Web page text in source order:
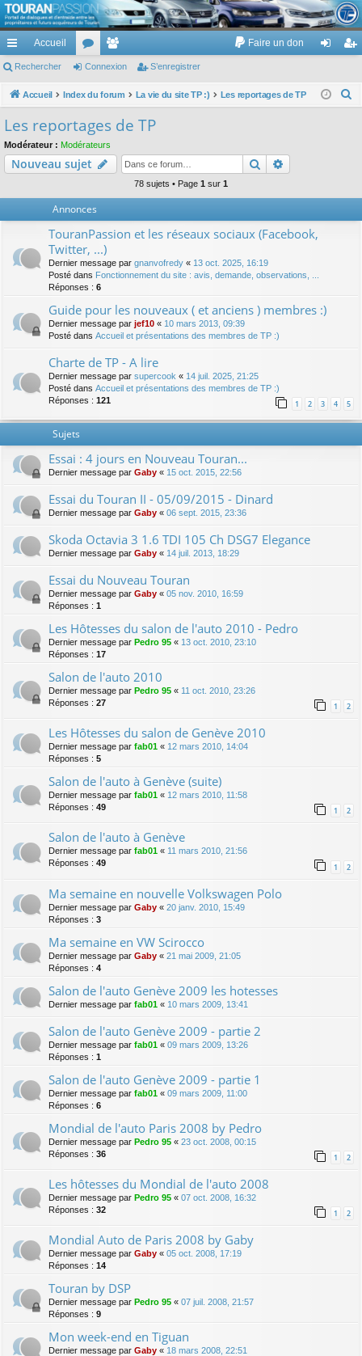
TouranPassion
Le forum des propriétaires ou futurs acquéreurs du Volkswagen Touran
cc
ès
pi
de
Accueil
or
u
e
m
Faire un don
ne nr
Rechercher Connexion S’enregistrer
Accueil Index du forum La vie du site TP :) Les reportages de TP
c
Les reportages de TP
Modérateur : Modérateurs
Nouveau sujet Rechercher
78 sujets • Page 1 sur 1
Annonces
TouranPassion et les réseaux sociaux (Facebook,
Twitter, ...)
Dernier message par gnanvofredy « 13 oct. 2025, 16:19
Posté dans Fonctionnement du site : avis, demande, observations, ...
Réponses : 6
Guide pour les nouveaux ( et anciens ) membres :)
Dernier message par jef10 « 10 mars 2013, 09:39
Posté dans Accueil et présentations des membres de TP :)
Charte de TP - A lire
Dernier message par supercook « 14 juil. 2025, 21:25
Posté dans Accueil et présentations des membres de TP :)
Réponses : 121 1 2 3 4 5
Sujets
Essai : 4 jours en Nouveau Touran...
Dernier message par Gaby « 15 oct. 2015, 22:56
Essai du Touran II - 05/09/2015 - Dinard
Dernier message par Gaby « 06 sept. 2015, 23:36
Skoda Octavia 3 1.6 TDI 105 Ch DSG7 Elegance
Dernier message par Gaby « 14 juil. 2013, 18:29
Essai du Nouveau Touran
Dernier message par Gaby « 05 nov. 2010, 16:59
Réponses : 1
Les Hôtesses du salon de l'auto 2010 - Pedro
Dernier message par Pedro 95 « 13 oct. 2010, 23:10
Réponses : 17
Salon de l'auto 2010
Dernier message par Pedro 95 « 11 oct. 2010, 23:26
Réponses : 27 1 2
Les Hôtesses du salon de Genève 2010
Dernier message par fab01 « 12 mars 2010, 14:04
Réponses : 5
Salon de l'auto à Genève (suite)
Dernier message par fab01 « 12 mars 2010, 11:58
Réponses : 49 1 2
Salon de l'auto à Genève
Dernier message par fab01 « 11 mars 2010, 21:56
Réponses : 49 1 2
Ma semaine en nouvelle Volkswagen Polo
Dernier message par Gaby « 20 janv. 2010, 15:49
Réponses : 3
Ma semaine en VW Scirocco
Dernier message par Gaby « 21 mai 2009, 21:05
Réponses : 4
Salon de l'auto Genève 2009 les hotesses
Dernier message par fab01 « 10 mars 2009, 13:41
Salon de l'auto Genève 2009 - partie 2
Dernier message par fab01 « 09 mars 2009, 13:26
Réponses : 1
Salon de l'auto Genève 2009 - partie 1
Dernier message par fab01 « 09 mars 2009, 11:00
Réponses : 6
Mondial de l'auto Paris 2008 by Pedro
Dernier message par Pedro 95 « 23 oct. 2008, 00:15
Réponses : 36 1 2
Les hôtesses du Mondial de l'auto 2008
Dernier message par Pedro 95 « 07 oct. 2008, 16:32
Réponses : 32 1 2
Mondial Auto de Paris 2008 by Gaby
Dernier message par Gaby « 05 oct. 2008, 17:19
Réponses : 14
Touran by DSP
Dernier message par Pedro 95 « 07 juil. 2008, 21:57
Réponses : 9
Mon week-end en Tiguan
Dernier message par Gaby « 18 mars 2008, 22:51